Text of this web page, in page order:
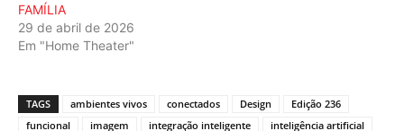
FAMÍLIA
29 de abril de 2026
Em "Home Theater"
TAGS ambientes vivos conectados Design
Edição 236
funcional
imagem integração inteligente inteligência artificial